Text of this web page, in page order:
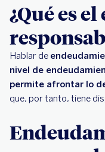
¿Qué es
Hablar de
nivel de
permite afrontar lo
que, por tanto, tiene